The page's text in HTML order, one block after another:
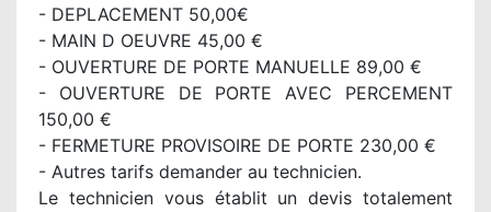
- DEPLACEMENT 50,00€
- MAIN D OEUVRE 45,00 €
- OUVERTURE DE PORTE MANUELLE 89,00 €
- OUVERTURE DE PORTE AVEC PERCEMENT
150,00 €
- FERMETURE PROVISOIRE DE PORTE 230,00 €
- Autres tarifs demander au technicien.
Le technicien vous établit un devis totalement